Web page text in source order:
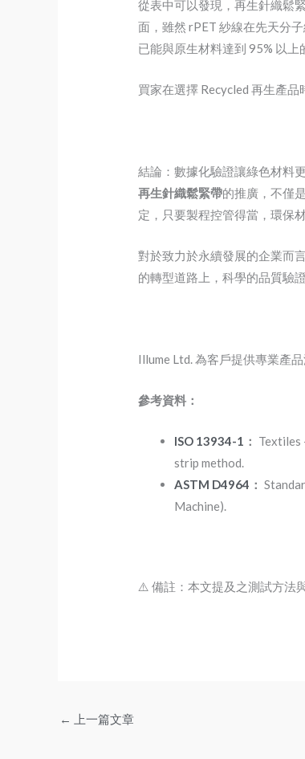
從表中可以發現，再生針織鬆
面，雖然 rPET 紗線在先天分
已能與原生材料達到 95% 以上
買家在選擇 Recycled 再生產
結論：數據化驗證讓綠色材料
再生針織鬆緊帶的推廣，不僅
定，只要製程控管得當，環保
對於致力於永續發展的企業而
的轉型道路上，科學的品質驗
Illume Ltd. 為客戶提供專業產
參考資料：
ISO 13934-1 ： Textiles
strip method.
ASTM D4964 ：
Machine).
⚠️ 備註：本文提及之測試方法
← 上一篇文章